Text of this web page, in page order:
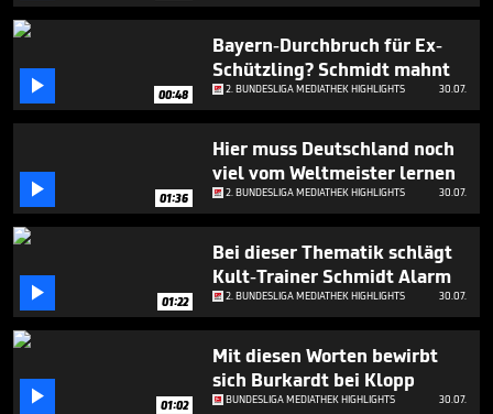
 00:48
Bayern-Durchbruch für Ex-
Schützling? Schmidt mahnt
2. BUNDESLIGA MEDIATHEK HIGHLIGHTS 30.07.
 01:36
Hier muss Deutschland noch
viel vom Weltmeister lernen
2. BUNDESLIGA MEDIATHEK HIGHLIGHTS 30.07.
 01:22
Bei dieser Thematik schlägt
Kult-Trainer Schmidt Alarm
2. BUNDESLIGA MEDIATHEK HIGHLIGHTS 30.07.
 01:02
Mit diesen Worten bewirbt
sich Burkardt bei Klopp
BUNDESLIGA MEDIATHEK HIGHLIGHTS 30.07.